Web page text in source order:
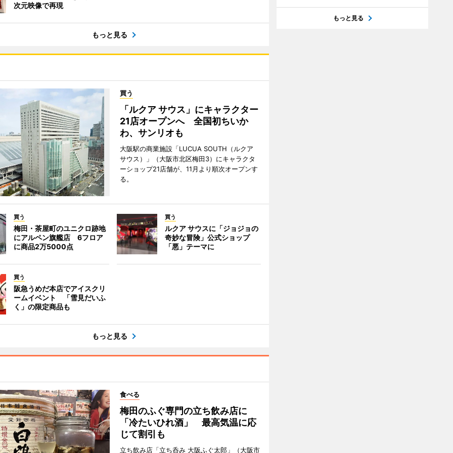
次元映像で再現
もっと見る
買う
「ルクア サウス」にキャラクター
21店オープンへ 全国初ちいか
わ、サンリオも
大阪駅の商業施設「LUCUA SOUTH（ルクア
サウス）」（大阪市北区梅田3）にキャラクタ
ーショップ21店舗が、11月より順次オープンす
る。
買う
梅田・茶屋町のユニクロ跡地
にアルペン旗艦店 6フロア
に商品2万5000点
買う
ルクア サウスに「ジョジョの
奇妙な冒険」公式ショップ
「悪」テーマに
買う
阪急うめだ本店でアイスクリ
ームイベント 「雪見だいふ
く」の限定商品も
もっと見る
食べる
梅田のふぐ専門の立ち飲み店に
「冷たいひれ酒」 最高気温に応
じて割引も
立ち飲み店「立ち呑み 大阪ふぐ太郎」（大阪市
もっと見る